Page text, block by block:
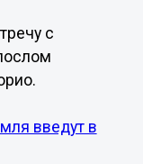
с
введут в